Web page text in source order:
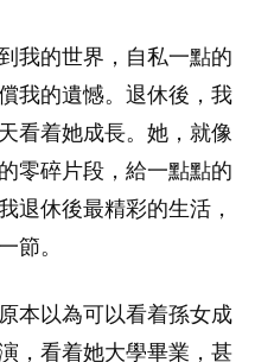
我的世界，自私一點的
我的遺憾。退休後，我
看着她成長。她，就像
零碎片段，給一點點的
退休後最精彩的生活，
節。
本以為可以看着孫女成
，看着她大學畢業，甚